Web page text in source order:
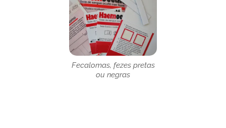
Fecalomas, fezes pretas
ou negras